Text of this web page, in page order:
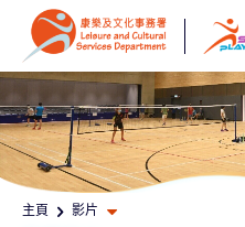
跳至主要內容
主頁 影片 打開其他頁面選單